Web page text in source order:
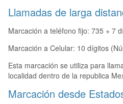
Llamadas de larga
Marcación a teléfono fijo: 735 + 7
Marcación a Celular: 10 dígitos
Esta marcación se utiliza para
localidad dentro de la republica
Marcación desde